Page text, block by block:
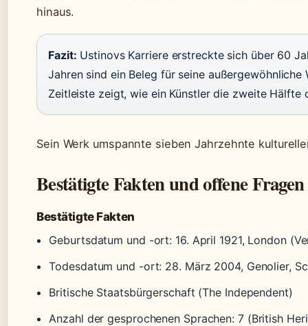
hinaus.
Fazit: Ustinovs Karriere erstreckte sich über 60
Jahren sind ein Beleg für seine
Zeitleiste zeigt, wie ein Künstler die zweite Hälfte
Sein Werk umspannte sieben Jahrzehnte
Bestätigte Fakten und offene Fragen
Bestätigte Fakten
Geburtsdatum und -ort: 16. April 1921, London
Todesdatum und -ort: 28. März 2004, Genolier,
Britische Staatsbürgerschaft (The Independent)
Anzahl der gesprochenen Sprachen: 7 (British